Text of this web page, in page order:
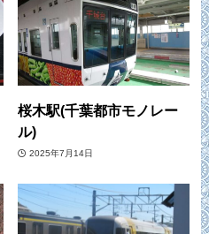
桜木駅(千葉都市モノレー
ル)
2025年7月14日